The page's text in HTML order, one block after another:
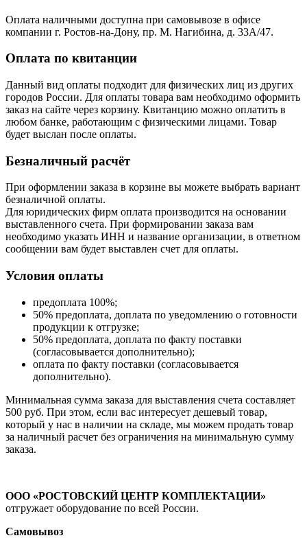
Оплата наличными доступна при самовывозе в офисе
компании г. Ростов-на-Дону, пр. М. Нагибина, д. 33А/47.
Оплата по квитанции
Данный вид оплаты подходит для физических лиц из других
городов России. Для оплаты товара вам необходимо оформить
заказ на сайте через корзину. Квитанцию можно оплатить в
любом банке, работающим с физическими лицами. Товар
будет выслан после оплаты.
Безналичный расчёт
При оформлении заказа в корзине вы можете выбрать вариант
безналичной оплаты.
Для юридических фирм оплата производится на основании
выставленного счета. При формировании заказа вам
необходимо указать ИНН и название организации, в ответном
сообщении вам будет выставлен счет для оплаты.
Условия оплаты
предоплата 100%;
50% предоплата, доплата по уведомлению о готовности
продукции к отгрузке;
50% предоплата, доплата по факту поставки
(согласовывается дополнительно);
оплата по факту поставки (согласовывается
дополнительно).
Минимальная сумма заказа для выставления счета составляет
500 руб. При этом, если вас интересует дешевый товар,
который у нас в наличии на складе, мы можем продать товар
за наличный расчет без ограничения на минимальную сумму
заказа.
ООО «РОСТОВСКИЙ ЦЕНТР КОМПЛЕКТАЦИИ»
отгружает оборудование по всей России.
Самовывоз